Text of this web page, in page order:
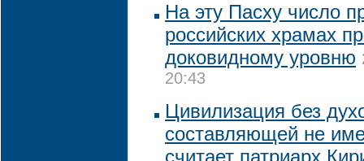
На эту Пасху число
российских храмах
доковидному уровню
20:43
Цивилизация без
составляющей не
считает патриарх